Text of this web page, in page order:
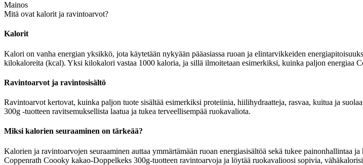
Mainos
Mitä ovat kalorit ja ravintoarvot?
Kalorit
Kalori on vanha energian yksikkö, jota käytetään nykyään pääasiassa ruoan ja elintarvikkeiden
kilokaloreita (kcal). Yksi kilokalori vastaa 1000 kaloria, ja sillä ilmoitetaan esimerkiksi, kuinka paljon energiaa
Ravintoarvot ja ravintosisältö
Ravintoarvot kertovat, kuinka paljon tuote sisältää esimerkiksi proteiinia, hiilihydraatteja, rasvaa, kuitua ja
300g -tuotteen ravitsemuksellista laatua ja tukea terveellisempää ruokavaliota.
Miksi kalorien seuraaminen on tärkeää?
Kalorien ja ravintoarvojen seuraaminen auttaa ymmärtämään ruoan energiasisältöä sekä tukee
Coppenrath Coooky kakao-Doppelkeks 300g-tuotteen ravintoarvoja ja löytää ruokavalioosi sopivia,